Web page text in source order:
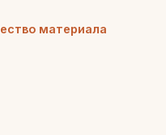
материала